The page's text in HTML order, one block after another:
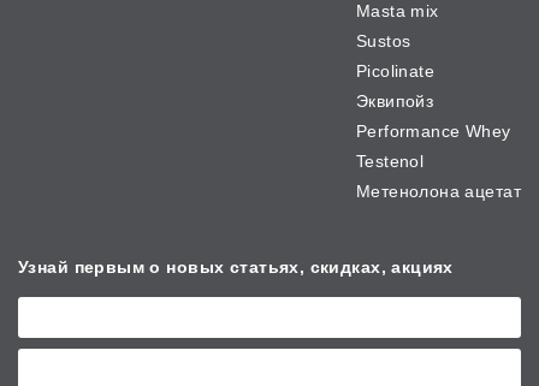
Masta mix
Sustos
Picolinate
Эквипойз
Performance Whey
Testenol
Метенолона ацетат
Узнай первым о новых статьях, скидках, акциях